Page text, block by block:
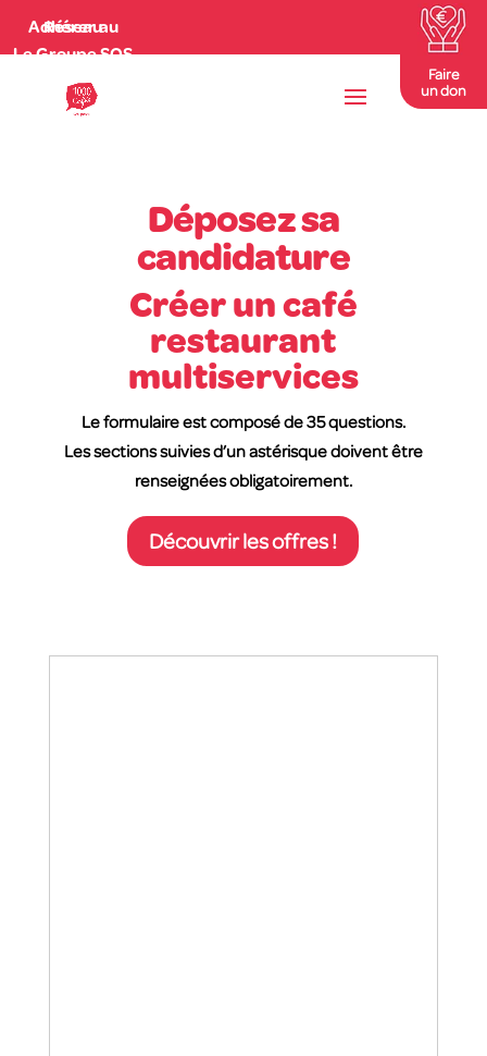
Adhérer au Réseau
Le Groupe SOS
Faire
un don
Déposez sa
candidature
Créer un café
restaurant
multiservices
Le formulaire est composé de 35 questions.
Les sections suivies d’un astérisque doivent être
renseignées obligatoirement.
Découvrir les offres !